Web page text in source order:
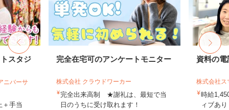
スタジ
ニバーサ
＋手当
完全在宅可のアンケートモニター
株式会社 クラウドワーカー
完全出来高制 ★謝礼は、最短で当
日のうちに受け取れます！
資料の
株式会社ス
時給
ィブあ